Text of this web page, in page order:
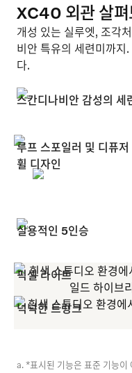
XC40 외관 살펴
개성 있는 실루엣, 조각
비안 특유의 세련미까지
다.
스칸디나비안 감성의 세
루프 스포일러 및 디퓨저
휠 디자인
실용적인 5인승
픽셀 라이트
넉넉한 트렁크
a. *표시된 기능은 표준 기능이